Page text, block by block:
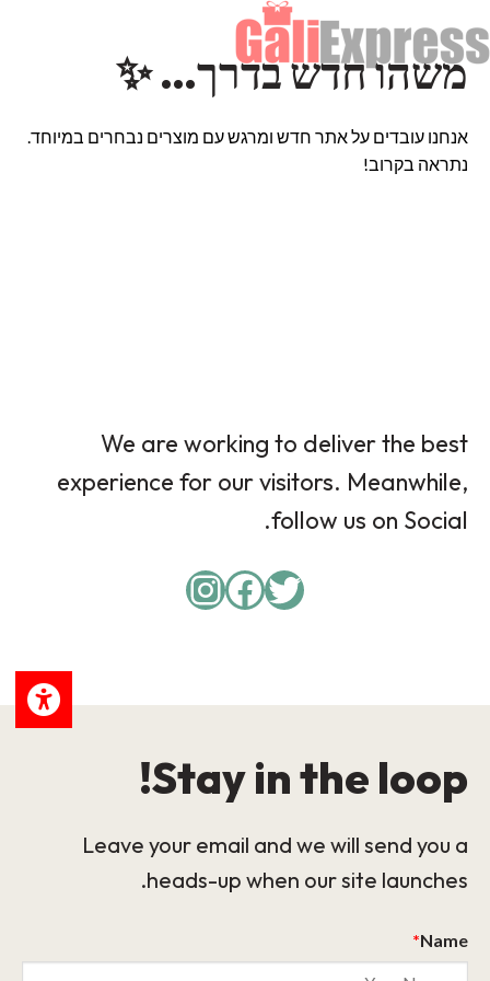
משהו חדש בדרך… ✨
אנחנו עובדים על אתר חדש ומרגש עם מוצרים נבחרים במיוחד.
נתראה בקרוב!
We are working to deliver the best
experience for our visitors. Meanwhile,
follow us on Social.
Twitter
Facebook
Instagram
Stay in the loop!
Leave your email and we will send you a
heads-up when our site launches.
Name
*